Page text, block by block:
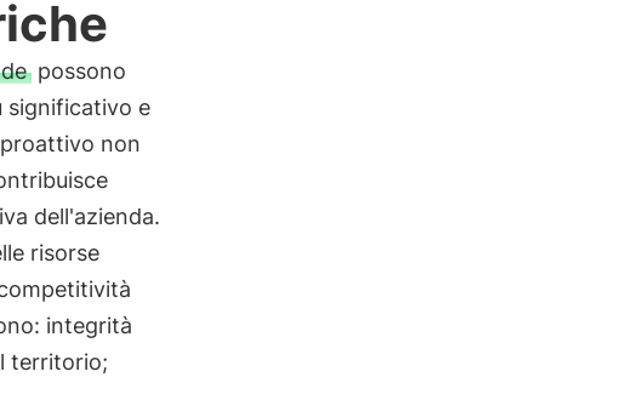
possono
significativo e
non
dell'azienda.
risorse
integrità
territorio;